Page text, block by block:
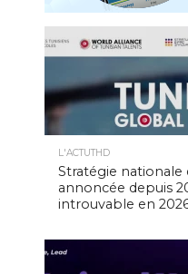
L'ACTUTHD
Stratégie nationale
annoncée depuis
introuvable en